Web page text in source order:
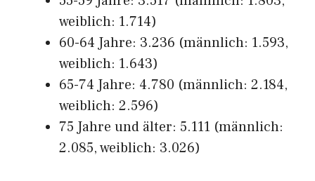
weiblich: 1.714)
60-64 Jahre: 3.236 (männlich: 1.593,
weiblich: 1.643)
65-74 Jahre: 4.780 (männlich: 2.184,
weiblich: 2.596)
75 Jahre und älter: 5.111 (männlich:
2.085, weiblich: 3.026)